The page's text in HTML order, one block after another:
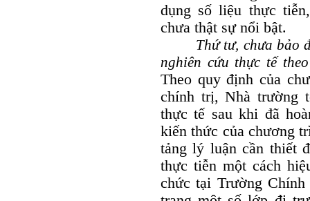
dụng số liệu thực
chưa thật sự nổi bật.
Thứ tư, chưa bảo
nghiên cứu thực tế
Theo quy định của
chính trị, Nhà trường
thực tế sau khi đã
kiến thức của chương
tảng lý luận cần thiết
thực tiễn một cách
chức tại Trường